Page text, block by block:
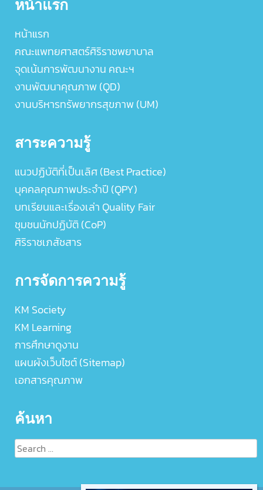
หน้าแรก
หน้าแรก
คณะแพทยศาสตร์ศิริราชพยาบาล
จุดเน้นการพัฒนางาน คณะฯ
งานพัฒนาคุณภาพ (QD)
งานบริหารทรัพยากรสุขภาพ (UM)
สาระความรู้
แนวปฏิบัติที่เป็นเลิศ (Best Practice)
บุคคลคุณภาพประจำปี (QPY)
บทเรียนและเรื่องเล่า Quality Fair
ชุมชนนักปฏิบัติ (CoP)
ศิริราชเภสัชสาร
การจัดการความรู้
KM Society
KM Learning
การศึกษาดูงาน
แผนผังเว็บไซต์ (Sitemap)
เอกสารคุณภาพ
ค้นหา
Search
for: